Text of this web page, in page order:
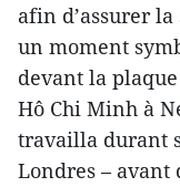
afin d’assurer
un moment
devant la
Hô Chi Minh à
travailla durant
Londres – avant